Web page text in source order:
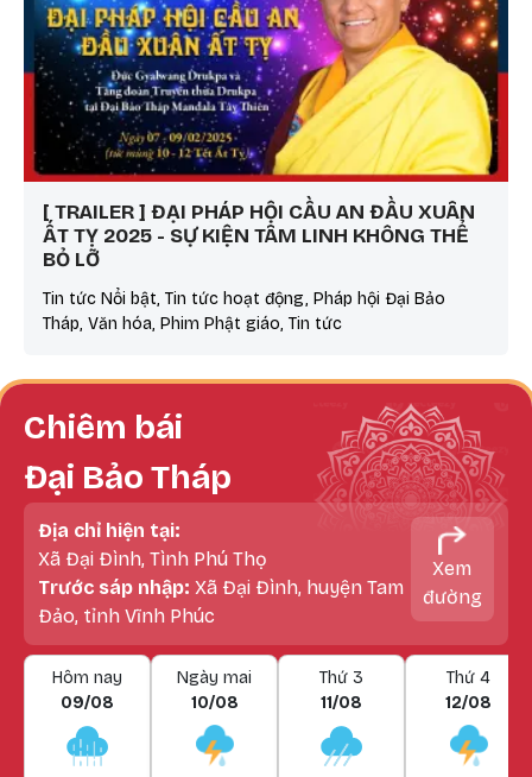
​[ TRAILER ] ĐẠI PHÁP HỘI CẦU AN ĐẦU XUÂN
ẤT TỴ 2025 - SỰ KIỆN TÂM LINH KHÔNG THỂ
BỎ LỠ
Tin tức Nổi bật, Tin tức hoạt động, Pháp hội Đại Bảo
Tháp, Văn hóa, Phim Phật giáo, Tin tức
Chiêm bái
Đại Bảo Tháp
Địa chỉ hiện tại:
Xã Đại Đình, Tình Phú Thọ
Trước sáp nhập: Xã Đại Đình, huyện Tam
Đảo, tỉnh Vĩnh Phúc
Xem
đường
Hôm nay
09/08
Ngày mai
10/08
Thứ 3
11/08
Thứ 4
12/08